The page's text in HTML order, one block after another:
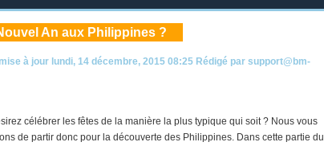
An aux Philippines ?
à jour lundi, 14 décembre, 2015 08:25 Rédigé par support@bm-
célébrer les fêtes de la manière la plus typique qui soit ? Nous vous
de partir donc pour la découverte des Philippines. Dans cette partie du